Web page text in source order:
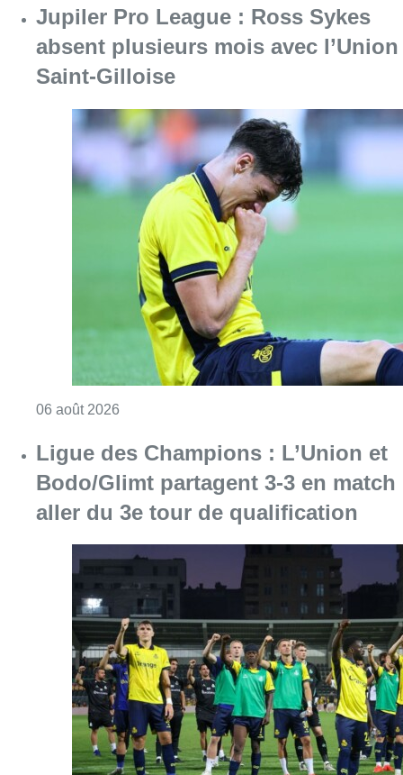
06 août 2026 Consulter l'article "Jupiler Pro League :
Ligue des Champions : L’Union et
Bodo/Glimt partagent 3-3 en match
aller du 3e tour de qualification
05 août 2026 Consulter l'article "Ligue des Champions :
Mémorial Van Damme : Femke
Broeders-Bol s’ajoute à la liste des
participants à la 50e édition